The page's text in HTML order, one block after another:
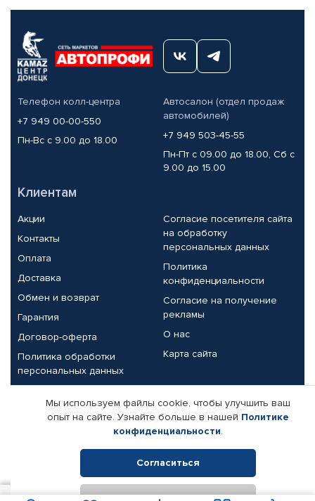
Телефон колл-центра
+7 949 00-00-550
Пн-Вс с 9.00 до 18.00
Автосалон (отдел продаж
автомобилей)
+7 949 503-45-55
Пн-Пт с 09.00 до 18.00, Сб с
9.00 до 15.00
Клиентам
Акции
Контакты
Оплата
Доставка
Обмен и возврат
Гарантия
Договор-оферта
Политика обработки
персональных данных
Согласие посетителя сайта
на обработку
персональных данных
Политика
конфиденциальности
Согласие на получение
рекламы
О нас
Карта сайта
Партнерам
Корпоративным клиентам
Поставщикам
Реквизиты компании
Мы используем файлы cookie, чтобы улучшить ваш
опыт на сайте. Узнайте больше в нашей Политике
конфиденциальности.
Согласиться
Отклонить